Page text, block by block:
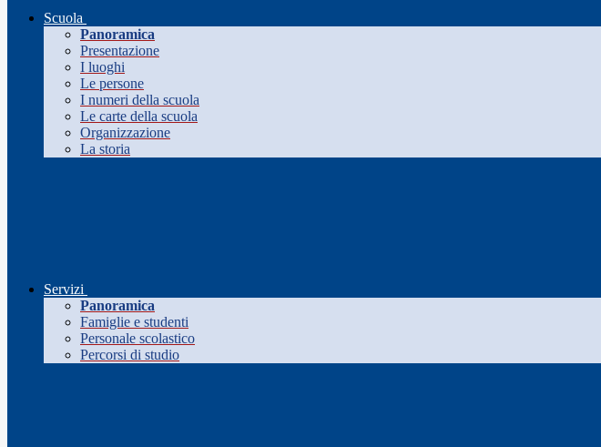
Scuola
Panoramica
Presentazione
I luoghi
Le persone
I numeri della scuola
Le carte della scuola
Organizzazione
La storia
Servizi
Panoramica
Famiglie e studenti
Personale scolastico
Percorsi di studio